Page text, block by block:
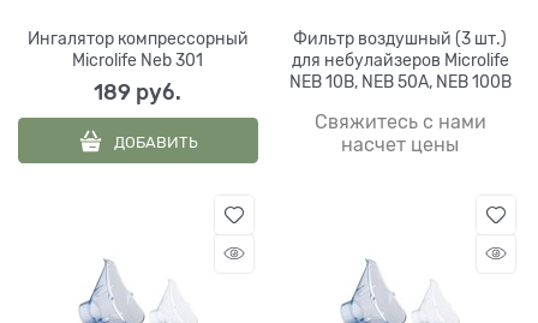
Ингалятор компрессорный
Microlife Neb 301
189 руб.
ДОБАВИТЬ
Фильтр воздушный (3 шт.)
для небулайзеров Microlife
NEB 10B, NEB 50A, NEB 100B
Свяжитесь с нами
насчет цены